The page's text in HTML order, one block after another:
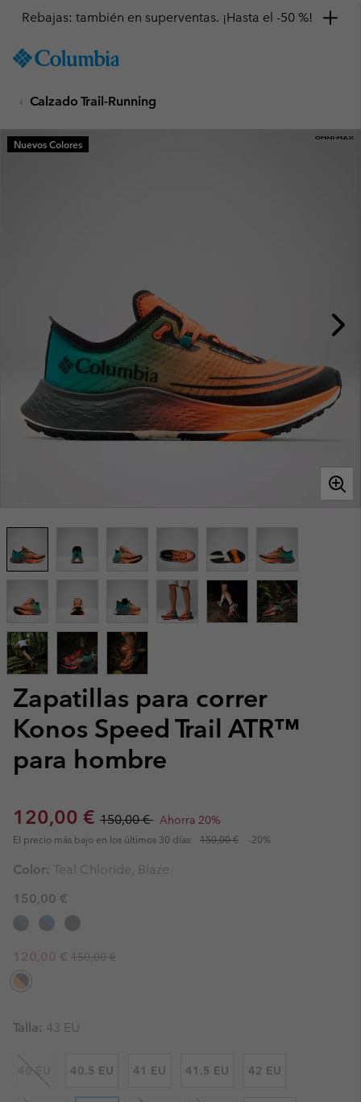
TO
SKIP
MAIN
NAV
Rebajas: también en superventas. ¡Hasta el -50 %!
Calzado Trail-Running
Zapatillas para correr
Konos Speed Trail ATR™
para hombre
Sale price:
120,00 € Regular price:
150,00 € Ahorra 20%
El precio más bajo en los últimos 30 días: 150,00 € -20%
Nuevos Colores
Color: Teal Chloride, Blaze
150,00 €
Sale price:
120,00 € Regular price:
150,00 €
Talla: 43 EU
40 EU 40.5 EU 41 EU 41.5 EU 42 EU